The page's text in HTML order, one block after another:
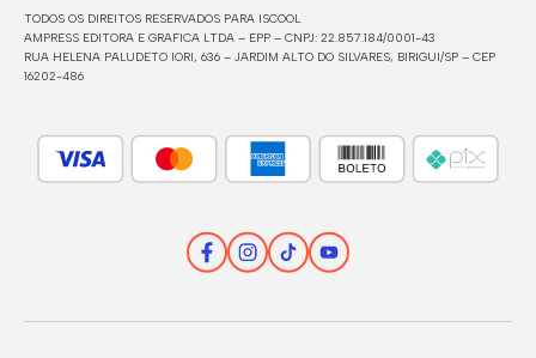
TODOS OS DIREITOS RESERVADOS PARA ISCOOL
AMPRESS EDITORA E GRAFICA LTDA – EPP – CNPJ: 22.857.184/0001-43
RUA HELENA PALUDETO IORI, 636 – JARDIM ALTO DO SILVARES, BIRIGUI/SP – CEP
16202-486